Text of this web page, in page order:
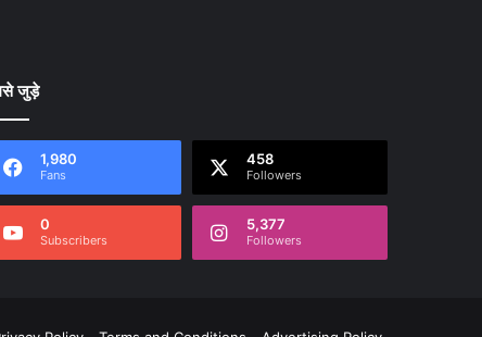
जुड़े
1,980
Fans
458
Followers
0
Subscribers
5,377
Followers